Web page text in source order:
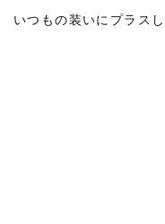
いつもの装いにプラス